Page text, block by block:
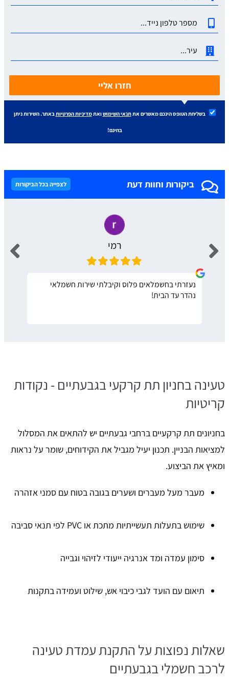
חזרו אליי
בשליחת הטופס הינכם מאשרים אתתנאי השימושואתמדיניות הפרטיותבאתר. השירות ניתן
בחינם!
ביקורות וחוות דעת לצפייה בכל הביקורות
רמי
נעזרתי בחשמלאים פלוס וקיבלתי שירות חשמלאי
נהדר עד הבית!
טעינה בחניון תת קרקעי בגבעתיים - נקודות
קריטיות
בחניונים תת קרקעיים ברחבי גבעתיים יש להתאים את המסלול
למציאות הבניין. תכנון יעיל מגביל את הקידוחים, שומר על נראות
ומאיץ את הביצוע.
מעבר מעל מעברים ושערים בגובה בטוח עם סמני אזהרה
שימוש בתעלות תעשייתיות מתכת או PVC לפי תנאי סביבה
סימון עמדה ומד אנרגיה ייעודי לזיהוי וגבייה
תיאום עם הועד לגבי כיבוי אש, שילוט ועמידה בתקנות
שאלות נפוצות על התקנת עמדת טעינה
לרכב חשמלי בגבעתיים